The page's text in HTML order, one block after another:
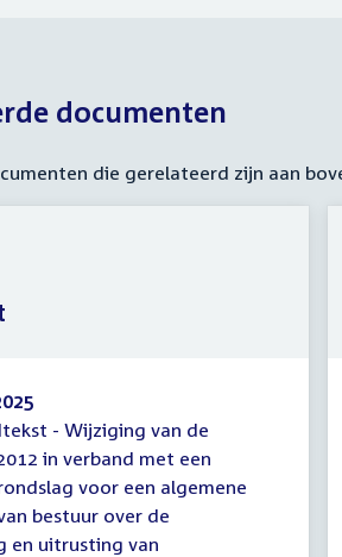
documenten
die gerelateerd zijn aan
- Wijziging van de
in verband met een
voor een algemene
bestuur over de
en uitrusting van